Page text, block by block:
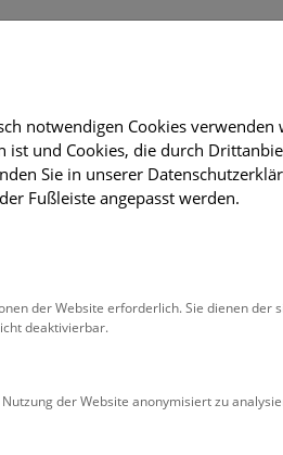
& Aktivitäten Deck 50
notwendigen Cookies verwenden
ist und Cookies, die durch
Sie in unserer
Fußleiste angepasst werden.
der Website erforderlich. Sie dienen der
deaktivierbar.
der Website anonymisiert zu